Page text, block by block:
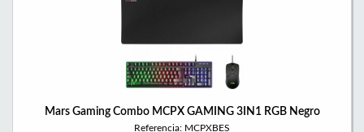
Mars Gaming Combo MCPX GAMING 3IN1 RGB Negro
Referencia: MCPXBES